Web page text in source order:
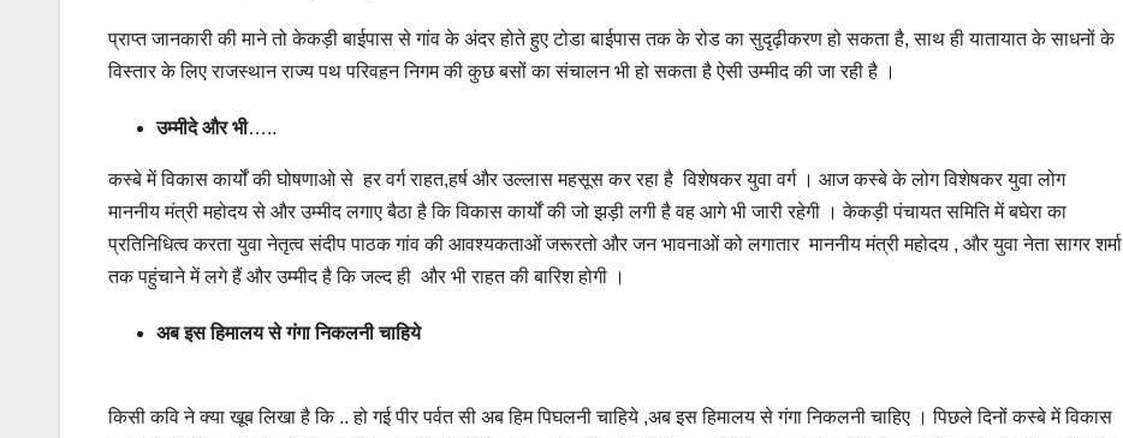
प्राप्त जानकारी की माने तो केकड़ी बाईपास से गांव के अंदर होते हुए टोडा बाईपास तक के रोड का सुदृढ़ीकरण हो सकता है, साथ ही यातायात के साधनों के
विस्तार के लिए राजस्थान राज्य पथ परिवहन निगम की कुछ बसों का संचालन भी हो सकता है ऐसी उम्मीद की जा रही है ।
उम्मीदे और भी…..
कस्बे में विकास कार्यों की घोषणाओ से हर वर्ग राहत,हर्ष और उल्लास महसूस कर रहा है विशेषकर युवा वर्ग । आज कस्बे के लोग विशेषकर युवा लोग
माननीय मंत्री महोदय से और उम्मीद लगाए बैठा है कि विकास कार्यों की जो झड़ी लगी है वह आगे भी जारी रहेगी । केकड़ी पंचायत समिति में बघेरा का
प्रतिनिधित्व करता युवा नेतृत्व संदीप पाठक गांव की आवश्यकताओं जरूरतो और जन भावनाओं को लगातार माननीय मंत्री महोदय , और युवा नेता सागर शर्मा
तक पहुंचाने में लगे हैं और उम्मीद है कि जल्द ही और भी राहत की बारिश होगी ।
अब इस हिमालय से गंगा निकलनी चाहिये
किसी कवि ने क्या खूब लिखा है कि .. हो गई पीर पर्वत सी अब हिम पिघलनी चाहिये ,अब इस हिमालय से गंगा निकलनी चाहिए । पिछले दिनों कस्बे में विकास